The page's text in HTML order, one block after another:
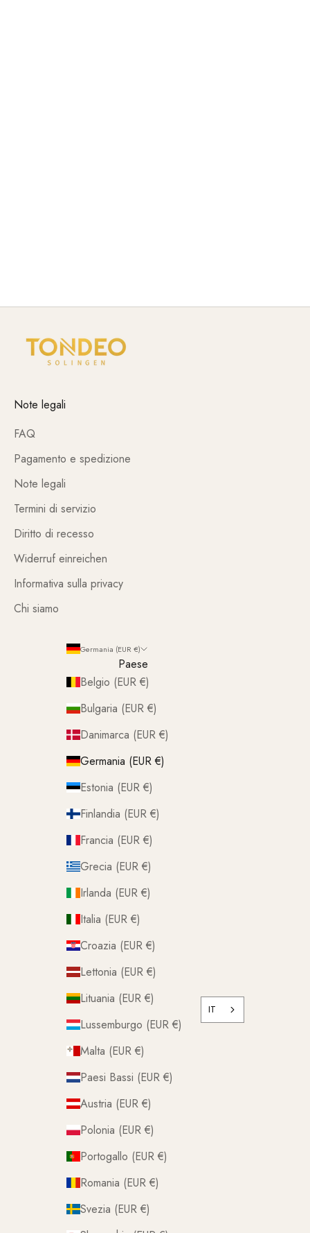
Note legali
FAQ
Pagamento e spedizione
Note legali
Termini di servizio
Diritto di recesso
Widerruf einreichen
Informativa sulla privacy
Chi siamo
Germania (EUR €)
Paese
Belgio (EUR €)
Bulgaria (EUR €)
Danimarca (EUR €)
Germania (EUR €)
Estonia (EUR €)
Finlandia (EUR €)
Francia (EUR €)
Grecia (EUR €)
Irlanda (EUR €)
Italia (EUR €)
Croazia (EUR €)
Lettonia (EUR €)
Lituania (EUR €)
Lussemburgo (EUR €)
Malta (EUR €)
Paesi Bassi (EUR €)
Austria (EUR €)
Polonia (EUR €)
Portogallo (EUR €)
Romania (EUR €)
Svezia (EUR €)
IT